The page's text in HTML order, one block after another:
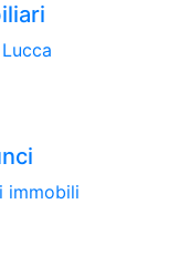
immobili